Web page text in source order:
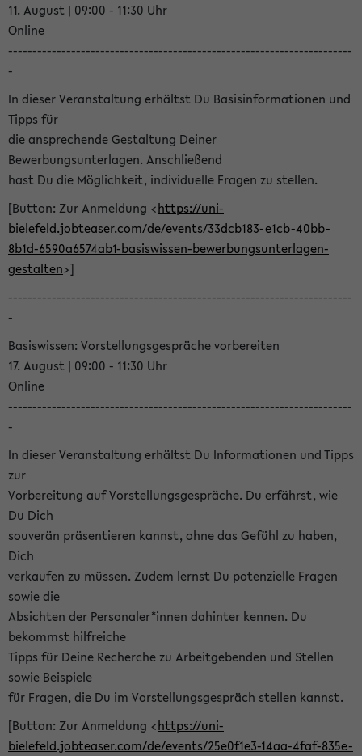
11. August | 09:00 - 11:30 Uhr
Online
-----------------------------------------------------------------------
-
In dieser Veranstaltung erhältst Du Basisinformationen und
Tipps für
die ansprechende Gestaltung Deiner
Bewerbungsunterlagen. Anschließend
hast Du die Möglichkeit, individuelle Fragen zu stellen.
[Button: Zur Anmeldung <https://uni-
bielefeld.jobteaser.com/de/events/33dcb183-e1cb-40bb-
8b1d-6590a6574ab1-basiswissen-bewerbungsunterlagen-
gestalten>]
-----------------------------------------------------------------------
-
Basiswissen: Vorstellungsgespräche vorbereiten
17. August | 09:00 - 11:30 Uhr
Online
-----------------------------------------------------------------------
-
In dieser Veranstaltung erhältst Du Informationen und Tipps
zur
Vorbereitung auf Vorstellungsgespräche. Du erfährst, wie
Du Dich
souverän präsentieren kannst, ohne das Gefühl zu haben,
Dich
verkaufen zu müssen. Zudem lernst Du potenzielle Fragen
sowie die
Absichten der Personaler*innen dahinter kennen. Du
bekommst hilfreiche
Tipps für Deine Recherche zu Arbeitgebenden und Stellen
sowie Beispiele
für Fragen, die Du im Vorstellungsgespräch stellen kannst.
[Button: Zur Anmeldung <https://uni-
bielefeld.jobteaser.com/de/events/25e0f1e3-14aa-4faf-835e-